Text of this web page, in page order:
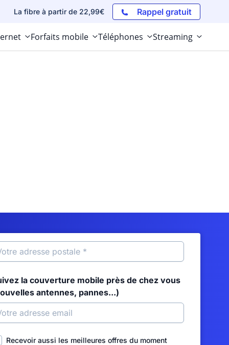
La fibre à partir de 22,99€ Rappel gratuit
Forfaits mobile Téléphones Streaming
la couverture mobile près de chez vous
antennes, pannes...)
Recevoir aussi les meilleures offres du moment